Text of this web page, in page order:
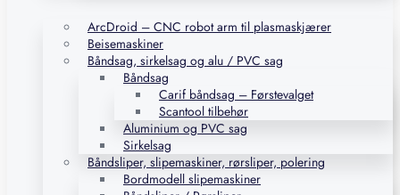
ArcDroid – CNC robot arm til plasmaskjærer
Beisemaskiner
Båndsag, sirkelsag og alu / PVC sag
Båndsag
Carif båndsag – Førstevalget
Scantool tilbehør
Aluminium og PVC sag
Sirkelsag
Båndsliper, slipemaskiner, rørsliper, polering
Bordmodell slipemaskiner